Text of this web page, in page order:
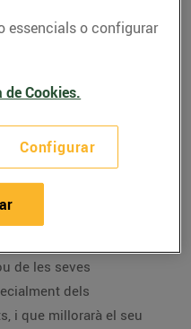
treballadores vagin
assegurant
variables.
de 2024
a partir de març de
de les seves
dels
i que millorarà el seu
essencials o configurar
de Cookies.
Configurar